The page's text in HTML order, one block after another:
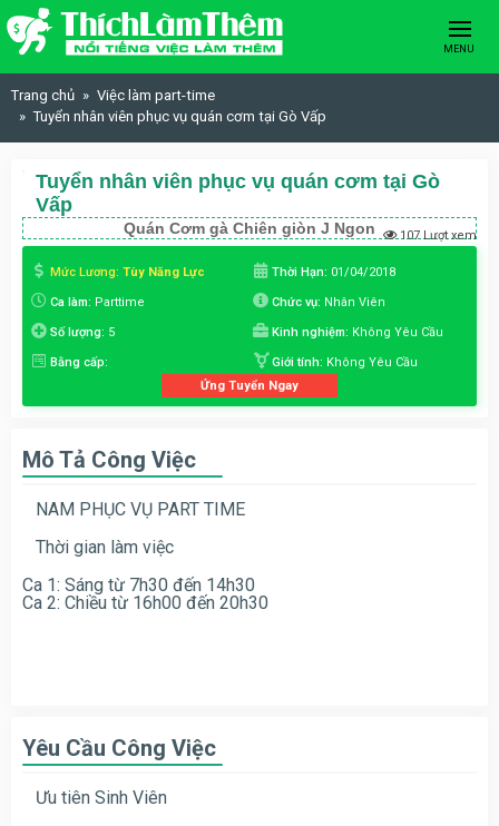
Skip to content
MENU
Trang chủ
Việc làm part-time
Tuyển nhân viên phục vụ quán cơm tại Gò Vấp
Tuyển nhân viên phục vụ quán cơm tại Gò
Vấp
Quán Cơm gà Chiên giòn J Ngon 107 Lượt xem
Mức Lương: Tùy Năng Lực Thời Hạn: 01/04/2018
Ca làm: Parttime Chức vụ: Nhân Viên
Số lượng: 5 Kinh nghiệm: Không Yêu Cầu
Bằng cấp: Giới tính: Không Yêu Cầu
Ứng Tuyển Ngay
Mô Tả Công Việc
NAM PHỤC VỤ PART TIME
Thời gian làm việc
Ca 1: Sáng từ 7h30 đến 14h30
Ca 2: Chiều từ 16h00 đến 20h30
Yêu Cầu Công Việc
Ưu tiên Sinh Viên